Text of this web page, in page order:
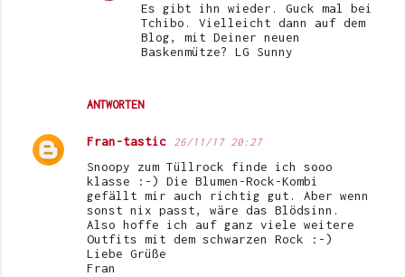
ANTWORTEN
Es gibt ihn wieder. Guck mal bei
Tchibo. Vielleicht dann auf dem
Blog, mit Deiner neuen
Baskenmütze? LG Sunny
Fran-tastic 26/11/17 20:27
Snoopy zum Tüllrock finde ich sooo
klasse :-) Die Blumen-Rock-Kombi
gefällt mir auch richtig gut. Aber wenn
sonst nix passt, wäre das Blödsinn.
Also hoffe ich auf ganz viele weitere
Outfits mit dem schwarzen Rock :-)
Liebe Grüße
Fran